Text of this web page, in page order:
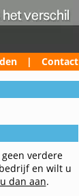
| Contact
verdere
en wilt u
dan aan.